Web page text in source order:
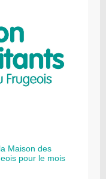
Maison des
pour le mois